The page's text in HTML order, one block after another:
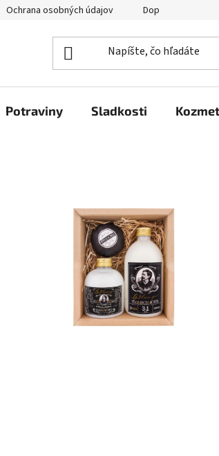
Ochrana osobných údajov Doprava a platba
Potraviny Sladkosti